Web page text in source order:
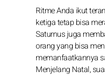
Ritme Anda ikut
ketiga tetap bisa
Saturnus juga
orang yang bisa
memanfaatkannya
Menjelang Natal,